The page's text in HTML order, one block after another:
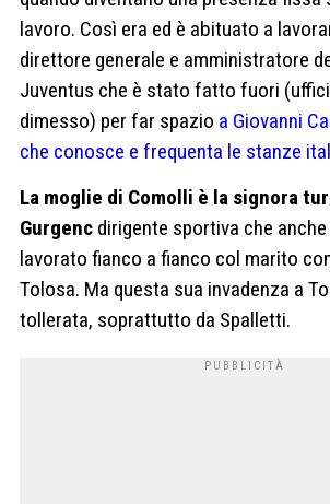
lavoro. Così era ed è abituato a
direttore generale e amministratore
Juventus che è stato fatto fuori
dimesso) per far spazio a Giovanni
che conosce e frequenta le stanze
La moglie di Comolli è la signora
Gurgenc dirigente sportiva che
lavorato fianco a fianco col marito
Tolosa. Ma questa sua invadenza a
tollerata, soprattutto da Spalletti.